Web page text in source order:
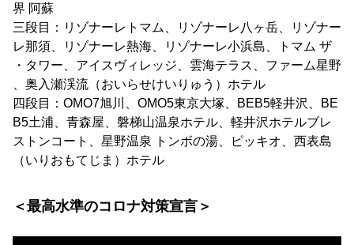
界 阿蘇
三段目：リゾナーレトマム、リゾナーレ八ヶ岳、リゾナー
レ那須、リゾナーレ熱海、リゾナーレ小浜島、トマム ザ
・タワー、アイスヴィレッジ、雲海テラス、ファーム星野
、奥入瀬渓流（おいらせけいりゅう）ホテル
四段目：OMO7旭川、OMO5東京大塚、BEB5軽井沢、BE
B5土浦、青森屋、磐梯山温泉ホテル、軽井沢ホテルブレ
ストンコート、星野温泉 トンボの湯、ピッキオ、西表島
（いりおもてじま）ホテル
＜最高水準のコロナ対策宣言＞